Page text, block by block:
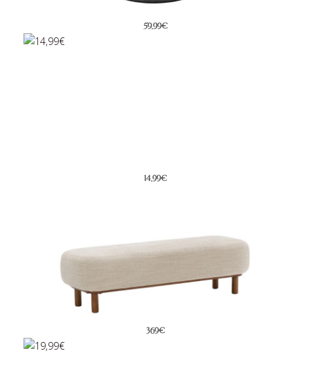
59,99€
14,99€
369€